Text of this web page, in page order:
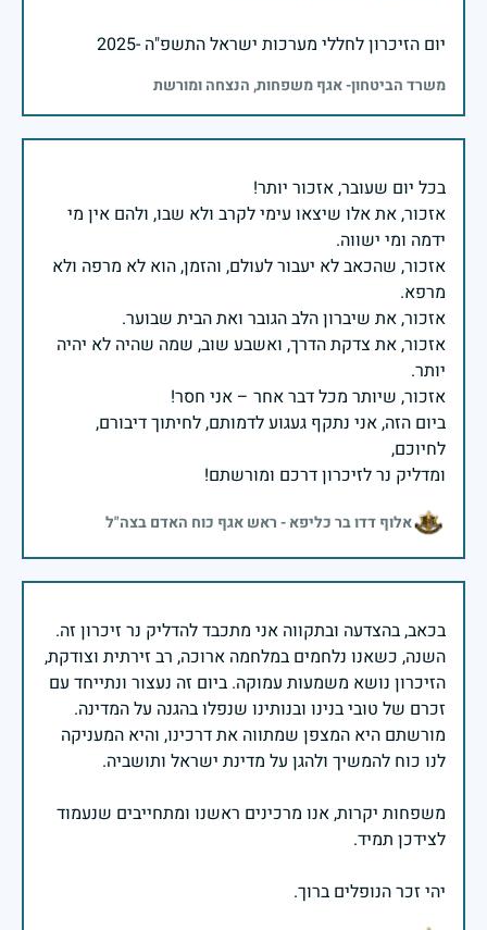
יום הזיכרון לחללי מערכות ישראל התשפ"ה -2025
משרד הביטחון- אגף משפחות, הנצחה ומורשת
אזכור, את אלו שיצאו עימי לקרב ולא שבו, ולהם אין מי
אזכור, שהכאב לא יעבור לעולם, והזמן, הוא לא מרפה ולא
אזכור, את צדקת הדרך, ואשבע שוב, שמה שהיה לא יהיה
ביום הזה, אני נתקף געגוע לדמותם, לחיתוך דיבורם,
ומדליק נר לזיכרון דרכם ומורשתם!
אלוף דדו בר כליפא - ראש אגף כוח האדם בצה"ל
בכאב, בהצדעה ובתקווה אני מתכבד להדליק נר זיכרון זה.
השנה, כשאנו נלחמים במלחמה ארוכה, רב זירתית וצודקת,
הזיכרון נושא משמעות עמוקה. ביום זה נעצור ונתייחד עם
זכרם של טובי בנינו ובנותינו שנפלו בהגנה על המדינה.
מורשתם היא המצפן שמתווה את דרכינו, והיא המעניקה
משפחות יקרות, אנו מרכינים ראשנו ומתחייבים שנעמוד
יהי זכר הנופלים ברוך.